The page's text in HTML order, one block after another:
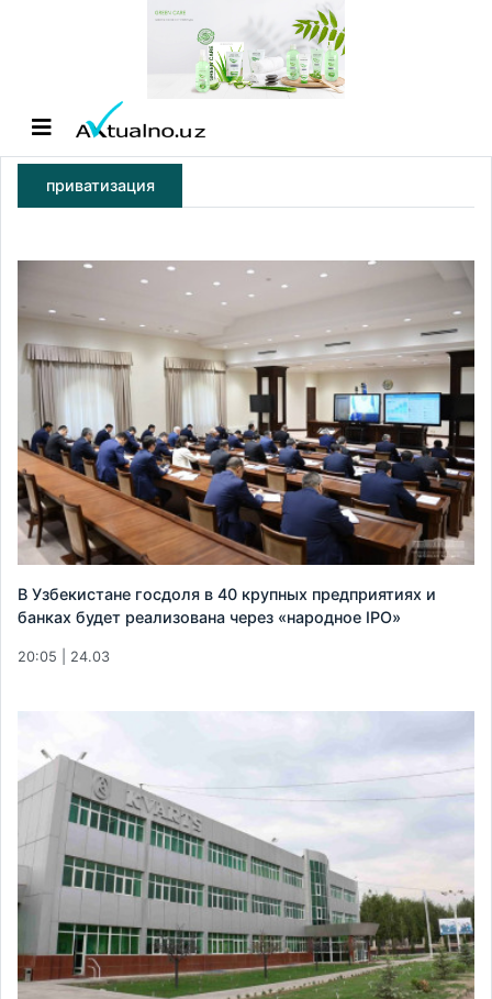
приватизация
В Узбекистане госдоля в 40 крупных предприятиях и
банках будет реализована через «народное IPO»
20:05 | 24.03